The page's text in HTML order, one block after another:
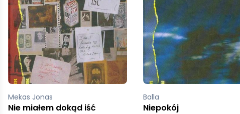
Mekas Jonas
Nie miałem dokąd iść
Balla
Niepokój